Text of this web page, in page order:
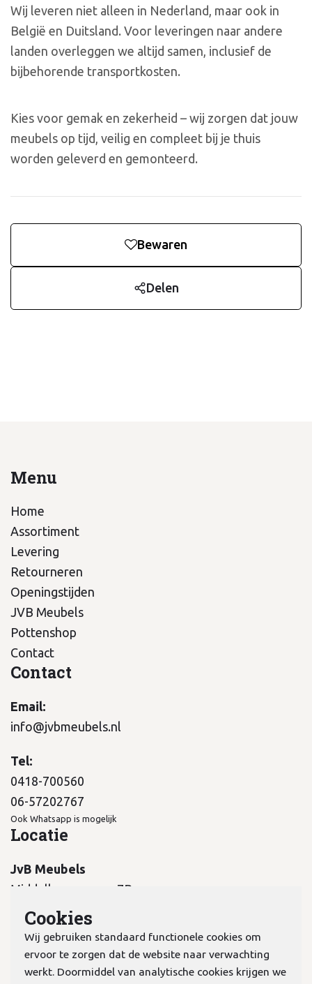
Wij leveren niet alleen in Nederland, maar ook in
België en Duitsland. Voor leveringen naar andere
landen overleggen we altijd samen, inclusief de
bijbehorende transportkosten.
Kies voor gemak en zekerheid – wij zorgen dat jouw
meubels op tijd, veilig en compleet bij je thuis
worden geleverd en gemonteerd.
Bewaren
Delen
Menu
Home
Assortiment
Levering
Retourneren
Openingstijden
JVB Meubels
Pottenshop
Contact
Contact
Email:
info@jvbmeubels.nl
Tel:
0418-700560
06-57202767
Ook Whatsapp is mogelijk
Locatie
JvB Meubels
Middelkampseweg 7B
5311 PC Gameren
Cookies
Wij gebruiken standaard functionele cookies om
ervoor te zorgen dat de website naar verwachting
werkt. Doormiddel van analytische cookies krijgen we